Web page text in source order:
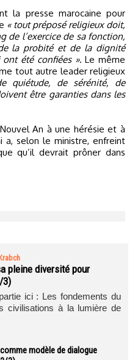
la presse marocaine pour
« tout préposé religieux doit,
de l’exercice de sa fonction,
la probité et de la dignité
ont été confiées ». Le même
tout autre leader religieux
quiétude, de sérénité, de
être garanties dans les
An à une hérésie et à
a, selon le ministre, enfreint
qu’il devrait prôner dans
pleine diversité pour
3)
ici : Les fondements du
civilisations à la lumière de
modèle de dialogue